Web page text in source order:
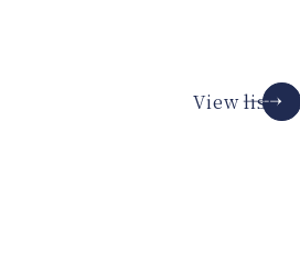
View list